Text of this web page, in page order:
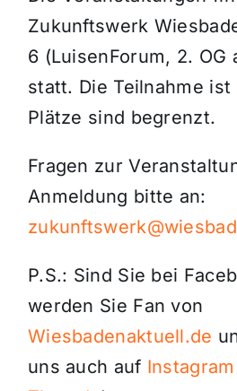
Zukunftswerk
6 (LuisenForum, 2. OG
statt. Die Teilnahme
Plätze sind begrenzt.
Fragen zur
Anmeldung bitte an:
P.S.: Sind Sie bei
werden Sie Fan von
Wiesbadenaktuell.de
uns auch auf Instagram